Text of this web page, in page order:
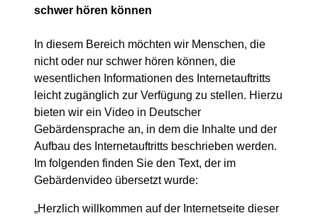
schwer hören können
In diesem Bereich möchten wir Menschen, die
nicht oder nur schwer hören können, die
wesentlichen Informationen des Internetauftritts
leicht zugänglich zur Verfügung zu stellen. Hierzu
bieten wir ein Video in Deutscher
Gebärdensprache an, in dem die Inhalte und der
Aufbau des Internetauftritts beschrieben werden.
Im folgenden finden Sie den Text, der im
Gebärdenvideo übersetzt wurde:
„Herzlich willkommen auf der Internetseite dieser